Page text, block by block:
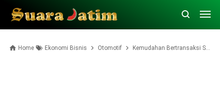
Home Ekonomi Bisnis Otomotif Kemudahan Bertransaksi Spare Part Peugeot Melalui E-Commerce